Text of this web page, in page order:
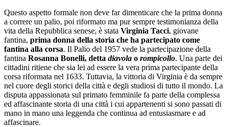
Questo aspetto formale non deve far dimenticare che la prima donna
a correre un palio, poi riformato ma pur sempre testimonianza della
vita della Repubblica senese, è stata Virginia Tacci, giovane
fantina, prima donna della storia che ha partecipato come
fantina alla corsa. Il Palio del 1957 vede la partecipazione della
fantina Rosanna Bonelli, detta diavola o rompicollo. Una parte dei
cittadini ritiene che sia lei ad essere la vera prima partecipante della
corsa riformata nel 1633. Tuttavia, la vittoria di Virginia è da sempre
nel cuore degli storici della città e degli studiosi di tutto il mondo. La
disputa appassionata sul primato femminile fa parte della complessa
ed affascinante storia di una città i cui appartenenti si sono passati di
mano in mano una leggenda che continua ad entusiasmare e ad
affascinare.